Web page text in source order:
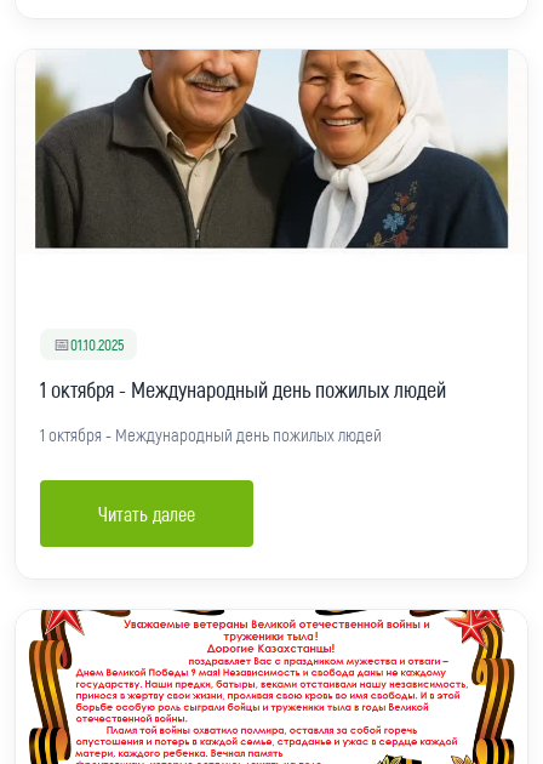
📅01.10.2025
1 октября - Международный день пожилых людей
1 октября - Международный день пожилых людей
Читать далее